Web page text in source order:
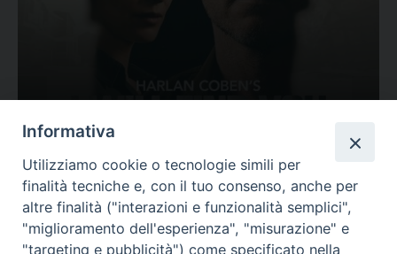
Valutazione
Complesso, Problematico
Tematica: Amore-Sentimenti, Carcere...
Informativa
Utilizziamo cookie o tecnologie simili per
finalità tecniche e, con il tuo consenso, anche per
altre finalità ("interazioni e funzionalità semplici",
"miglioramento dell'esperienza", "misurazione" e
"targeting e pubblicità") come specificato nella